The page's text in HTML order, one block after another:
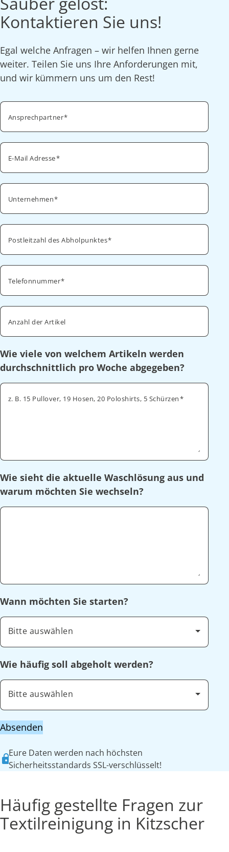
Kontaktieren Sie uns!
Egal welche Anfragen – wir helfen Ihnen gerne
weiter. Teilen Sie uns Ihre Anforderungen mit,
und wir kümmern uns um den Rest!
Ansprechpartner
E-Mail Adresse
Unternehmen
Postleitzahl des Abholpunktes
Telefonnummer
Anzahl der Artikel
Wie viele von welchem Artikeln werden
durchschnittlich pro Woche abgegeben?
z. B. 15 Pullover, 19 Hosen, 20 Poloshirts, 5 Schürzen
Wie sieht die aktuelle Waschlösung aus und
warum möchten Sie wechseln?
Wann möchten Sie starten?
Bitte auswählen
Wie häufig soll abgeholt werden?
Bitte auswählen
Absenden
Eure Daten werden nach höchsten
Sicherheitsstandards SSL-verschlüsselt!
Häufig gestellte Fragen zur
Textilreinigung in Kitzscher